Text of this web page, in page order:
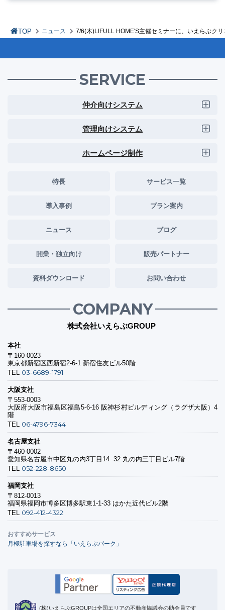
TOP ニュース 7/6(木)LIFULL HOME'S主催セミナーに、いえらぶク
SERVICE
仲介向けシステム
管理向けシステム
ホームページ制作
特長 サービス一覧
導入事例 プラン案内
ニュース ブログ
開業・独立向け 販売パートナー
資料ダウンロード お問い合わせ
COMPANY
株式会社いえらぶGROUP
本社
〒160-0023
東京都新宿区西新宿2-6-1 新宿住友ビル50階
TEL 03-6689-1791
大阪支社
〒553-0003
大阪府大阪市福島区福島5-6-16 阪神杉村ビルディング（ラグザ大阪）4
階
TEL 06-4796-7344
名古屋支社
〒460-0002
愛知県名古屋市中区丸の内3丁目14−32 丸の内三丁目ビル7階
TEL 052-228-8650
福岡支社
〒812-0013
福岡県福岡市博多区博多駅東1-1-33 はかた近代ビル2階
TEL 092-412-4322
おすすめサービス
月極駐車場を探すなら「いえらぶパーク」
(株)いえらぶGROUPは全国エリアの不動産協議会の助会員です